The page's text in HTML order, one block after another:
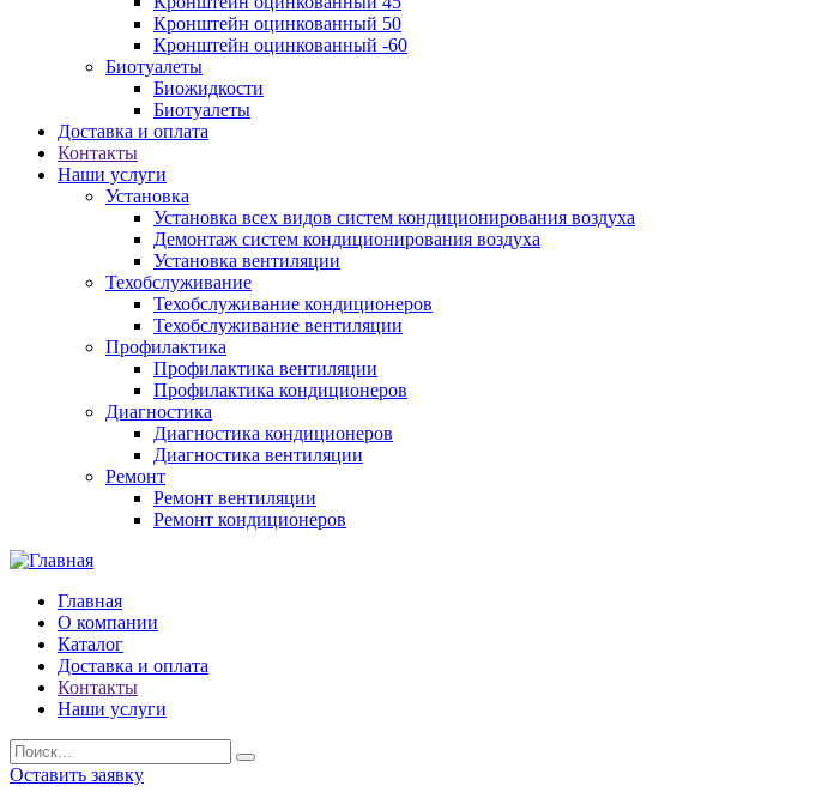
Кронштейн оцинкованный 50
Кронштейн оцинкованный -60
Биотуалеты
Биожидкости
Биотуалеты
Доставка и оплата
Контакты
Наши услуги
Установка
Установка всех видов систем кондиционирования воздуха
Демонтаж систем кондиционирования воздуха
Установка вентиляции
Техобслуживание
Техобслуживание кондиционеров
Техобслуживание вентиляции
Профилактика
Профилактика вентиляции
Профилактика кондиционеров
Диагностика
Диагностика кондиционеров
Диагностика вентиляции
Ремонт
Ремонт вентиляции
Ремонт кондиционеров
Главная
О компании
Каталог
Доставка и оплата
Контакты
Наши услуги
Оставить заявку